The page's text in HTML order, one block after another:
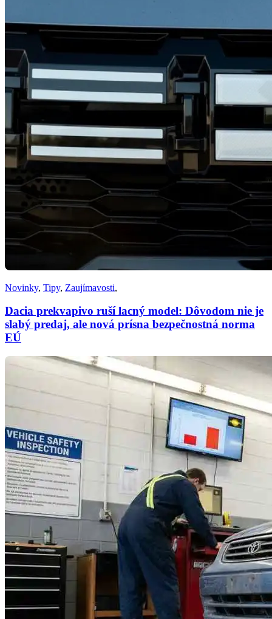
Novinky, Tipy, Zaujímavosti,
Dacia prekvapivo ruší lacný model: Dôvodom nie je
slabý predaj, ale nová prísna bezpečnostná norma
EÚ